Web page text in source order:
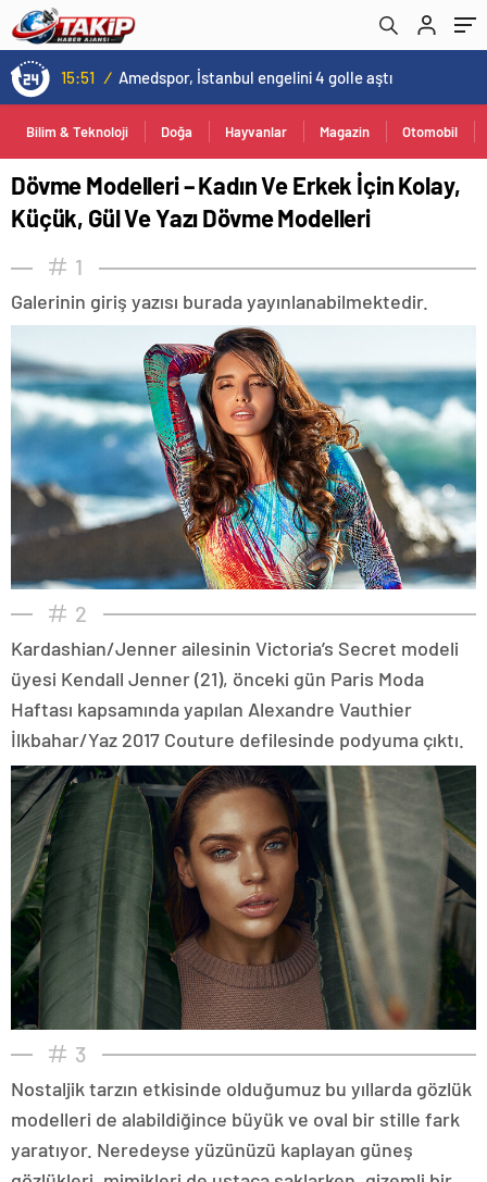
15:51 / Amedspor, İstanbul engelini 4 golle aştı
Bilim & Teknoloji Doğa Hayvanlar Magazin Otomobil
Dövme Modelleri – Kadın Ve Erkek İçin Kolay,
Küçük, Gül Ve Yazı Dövme Modelleri
1
Galerinin giriş yazısı burada yayınlanabilmektedir.
2
Kardashian/Jenner ailesinin Victoria’s Secret modeli
üyesi Kendall Jenner (21), önceki gün Paris Moda
Haftası kapsamında yapılan Alexandre Vauthier
İlkbahar/Yaz 2017 Couture defilesinde podyuma çıktı.
3
Nostaljik tarzın etkisinde olduğumuz bu yıllarda gözlük
modelleri de alabildiğince büyük ve oval bir stille fark
yaratıyor. Neredeyse yüzünüzü kaplayan güneş